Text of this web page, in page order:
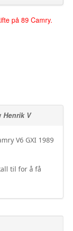
på 89 Camry.
Henrik V
V6 GXI 1989
til for å få